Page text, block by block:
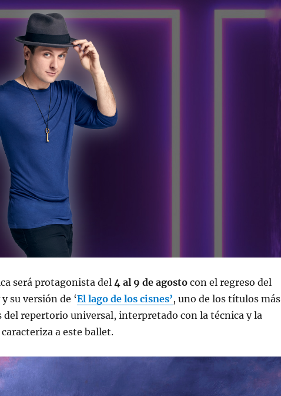
será protagonista del 4 al 9 de agostocon el regreso del
y su versión de ‘El lago de los cisnes’, uno de los títulos más
del repertorio universal, interpretado con la técnica y la
a este ballet.